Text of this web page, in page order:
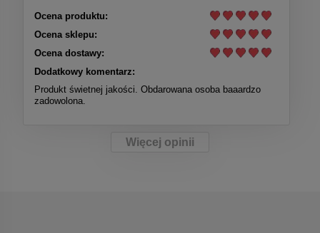
Ocena produktu:
Ocena sklepu:
Ocena dostawy:
Dodatkowy komentarz:
Produkt świetnej jakości. Obdarowana osoba baaardzo
zadowolona.
Więcej opinii